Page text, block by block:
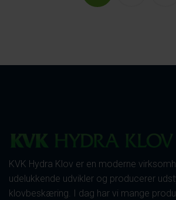
KVK Hydra Klov er en moderne
udelukkende udvikler og producerer
klovbeskæring. I dag har vi mange